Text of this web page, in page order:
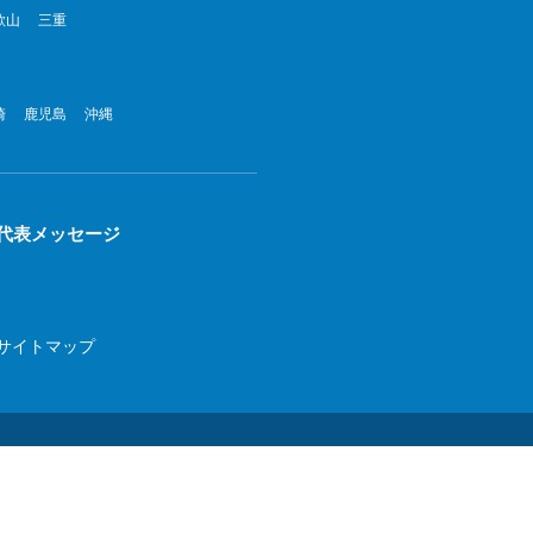
年8月
年5月
年4月
山 三重
鹿児島 沖縄
表メッセージ
イトマップ